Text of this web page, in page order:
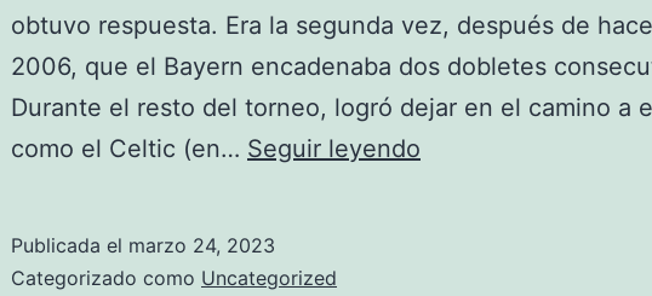
obtuvo respuesta. Era la segunda vez, después de
2006, que el Bayern encadenaba dos dobletes
Durante el resto del torneo, logró dejar en el camino a
como el Celtic (en… Seguir leyendo
Publicada el marzo 24, 2023
Categorizado como Uncategorized